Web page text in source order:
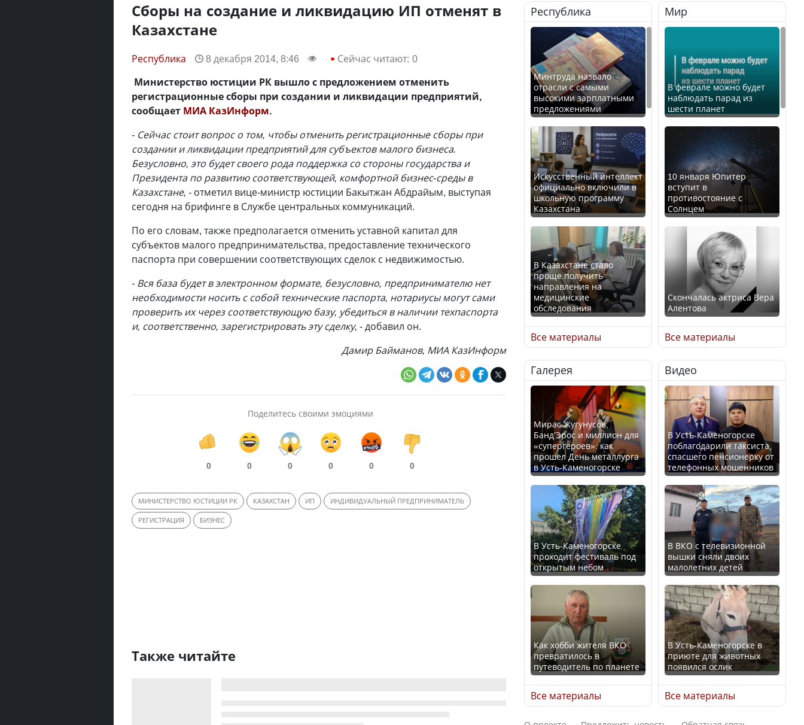
Сборы на создание и ликвидацию ИП отменят в
Казахстане
Республика 8 декабря 2014, 8:46 Сейчас читают: 0
Министерство юстиции РК вышло с предложением отменить
регистрационные сборы при создании и ликвидации предприятий,
сообщает МИА КазИнформ.
- Сейчас стоит вопрос о том, чтобы отменить регистрационные сборы при
создании и ликвидации предприятий для субъектов малого бизнеса.
Безусловно, это будет своего рода поддержка со стороны государства и
Президента по развитию соответствующей, комфортной бизнес-среды в
Казахстане, - отметил вице-министр юстиции Бакытжан Абдрайым, выступая
сегодня на брифинге в Службе центральных коммуникаций.
По его словам, также предполагается отменить уставной капитал для
субъектов малого предпринимательства, предоставление технического
паспорта при совершении соответствующих сделок с недвижимостью.
- Вся база будет в электронном формате, безусловно, предпринимателю нет
необходимости носить с собой технические паспорта, нотариусы могут сами
проверить их через соответствующую базу, убедиться в наличии техпаспорта
и, соответственно, зарегистрировать эту сделку, - добавил он.
Дамир Байманов, МИА КазИнформ
Поделитесь своими эмоциями
0 0 0 0 0 0
МИНИСТЕРСТВО ЮСТИЦИИ РК КАЗАХСТАН ИП ИНДИВИДУАЛЬНЫЙ ПРЕДПРИНИМАТЕЛЬ
РЕГИСТРАЦИЯ БИЗНЕС
Также читайте
Республика
Минтруда назвало
отрасли с самыми
высокими зарплатными
предложениями
Искусственный интеллект
официально включили в
школьную программу
Казахстана
В Казахстане стало
проще получить
направления на
медицинские
обследования
Қазақстан Орталық Азия
елдері арасында әл-ауқат
индексінде көш бастады
Казахстан возглавил
рейтинг благополучия
среди стран Центральной
Азии
Будут ли представлены
интересы регионов в
Курултае?
Ең төменгі жалақы,
алимент, экология: жеті
партия сайлаушылармен
нені талқылап жатыр?
Все материалы
Мир
В феврале можно будет
наблюдать парад из
шести планет
10 января Юпитер
вступит в
противостояние с
Солнцем
Скончалась актриса Вера
Алентова
В РФ вынесен заочный
приговор по уголовному
делу об убийстве Игоря
Талькова
В России введены
дополнительные
ограничения для
казахстанских прав
Трамп официально
вступил в должность
президента США
Луну признали объектом
культурного наследия,
находящегося под
угрозой исчезновения
Все материалы
Галерея
Мирас Жугунусов,
Банд’Эрос и миллион для
«супергероев»: как
прошел День металлурга
в Усть-Каменогорске
В Усть-Каменогорске
проходит фестиваль под
открытым небом
Как хобби жителя ВКО
превратилось в
путеводитель по планете
Все материалы
Видео
В Усть-Каменогорске
поблагодарили таксиста,
спасшего пенсионерку от
телефонных мошенников
В ВКО с телевизионной
вышки сняли двоих
малолетних детей
В Усть-Каменогорске в
приюте для животных
появился ослик
Все материалы